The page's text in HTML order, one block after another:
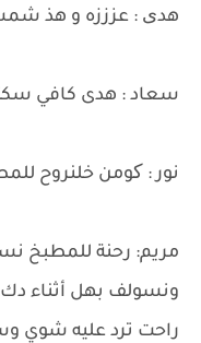
هدی : عزززه و هذ
سعاد : هدى كافي
نور : کومن خلنروح
مريم: رحنة للمطبخ
ونسولف بهل أثناء دك
راحت ترد عليه شوي